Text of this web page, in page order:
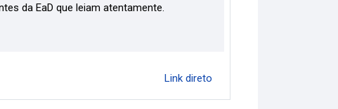
da EaD que leiam atentamente.
Link direto